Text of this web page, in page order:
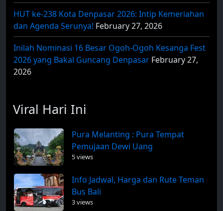
HUT ke-238 Kota Denpasar 2026: Intip Kemeriahan
dan Agenda Serunya! February 27, 2026
Inilah Nominasi 16 Besar Ogoh-Ogoh Kesanga Fest
2026 yang Bakal Guncang Denpasar February 27,
2026
Viral Hari Ini
Pura Melanting : Pura Tempat
Pemujaan Dewi Uang
5 views
Info Jadwal, Harga dan Rute Teman
Bus Bali
3 views